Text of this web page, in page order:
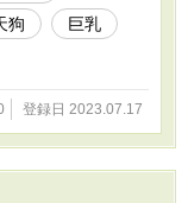
狗
巨乳
登録日 2023.07.17